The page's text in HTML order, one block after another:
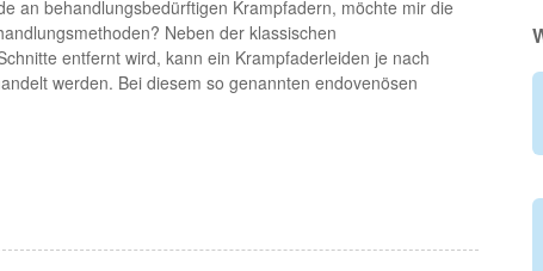
an behandlungsbedürftigen Krampfadern, möchte mir die
Neben der klassischen
entfernt wird, kann ein Krampfaderleiden je nach
werden. Bei diesem so genannten endovenösen